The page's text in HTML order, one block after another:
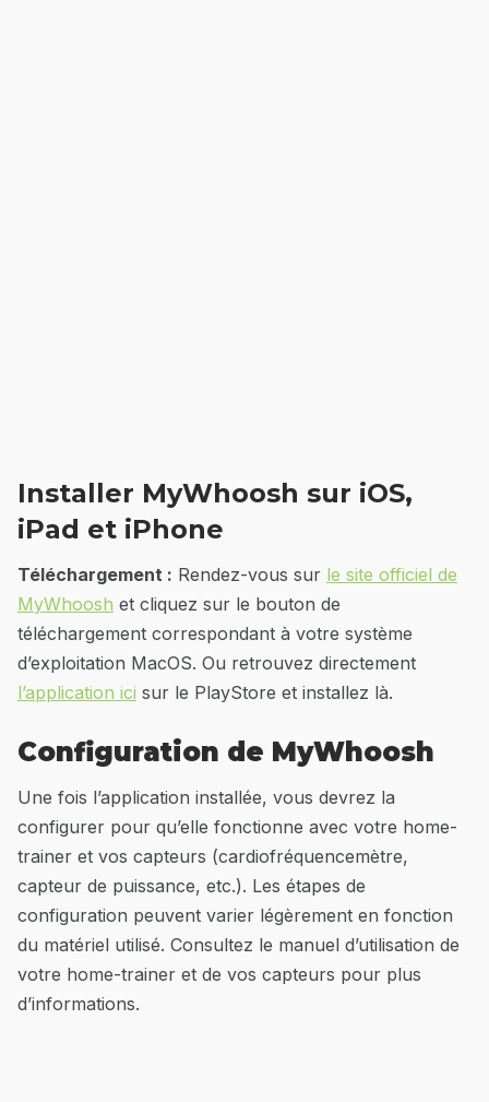
Installer MyWhoosh sur iOS,
iPad et iPhone
Téléchargement : Rendez-vous sur le site officiel de
MyWhoosh et cliquez sur le bouton de
téléchargement correspondant à votre système
d’exploitation MacOS. Ou retrouvez directement
l’application ici sur le PlayStore et installez là.
Configuration de MyWhoosh
Une fois l’application installée, vous devrez la
configurer pour qu’elle fonctionne avec votre home-
trainer et vos capteurs (cardiofréquencemètre,
capteur de puissance, etc.). Les étapes de
configuration peuvent varier légèrement en fonction
du matériel utilisé. Consultez le manuel d’utilisation de
votre home-trainer et de vos capteurs pour plus
d’informations.